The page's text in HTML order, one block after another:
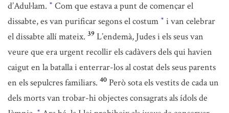
d’Adul·lam. * Com que estava a punt de començar el
dissabte, es van purificar segons el costum * i van celebrar
el dissabte allí mateix. 39 L’endemà, Judes i els seus van
veure que era urgent recollir els cadàvers dels qui havien
caigut en la batalla i enterrar-los al costat dels seus parents
en els sepulcres familiars. 40 Però sota els vestits de cada un
dels morts van trobar-hi objectes consagrats als ídols de